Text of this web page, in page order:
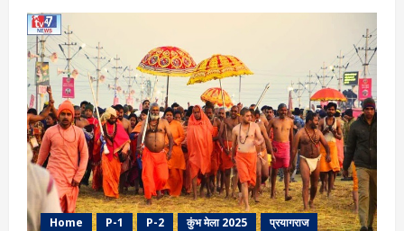
आकर्षण
का
केंद
होगा
श्री
बड़े
हनुमान
जी
का
मंदिर,
जानें-
बड़ी
वजह
Home P-1 P-2 कुंभ मेला 2025 प्रयागराज